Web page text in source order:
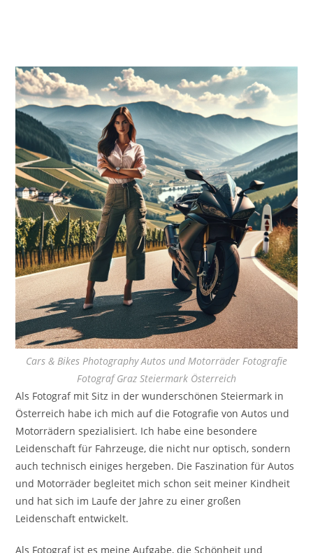
Cars & Bikes Photography Autos und Motorräder Fotografie
Fotograf Graz Steiermark Österreich
Als Fotograf mit Sitz in der wunderschönen Steiermark in
Österreich habe ich mich auf die Fotografie von Autos und
Motorrädern spezialisiert. Ich habe eine besondere
Leidenschaft für Fahrzeuge, die nicht nur optisch, sondern
auch technisch einiges hergeben. Die Faszination für Autos
und Motorräder begleitet mich schon seit meiner Kindheit
und hat sich im Laufe der Jahre zu einer großen
Leidenschaft entwickelt.
Als Fotograf ist es meine Aufgabe, die Schönheit und